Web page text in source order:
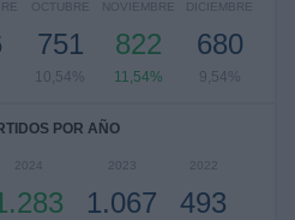
OCTUBRE
751
10,54%
NOVIEMBRE
822
11,54%
DICIEMBRE
680
9,54%
POR AÑO
2024 2023
1.067
2022
493